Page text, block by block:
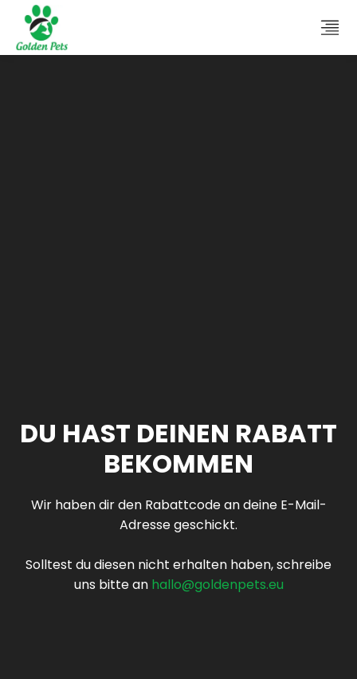
DU HAST DEINEN RABATT
BEKOMMEN
Wir haben dir den Rabattcode an deine E-Mail-
Adresse geschickt.
Solltest du diesen nicht erhalten haben, schreibe
uns bitte an hallo@goldenpets.eu